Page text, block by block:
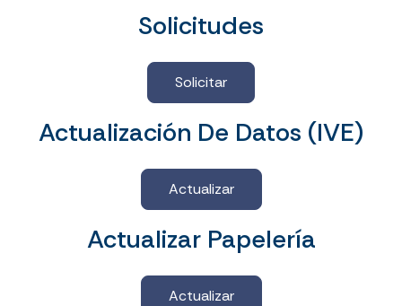
Solicitudes
Solicitar
Actualización De Datos (IVE)
Actualizar
Actualizar Papelería
Actualizar